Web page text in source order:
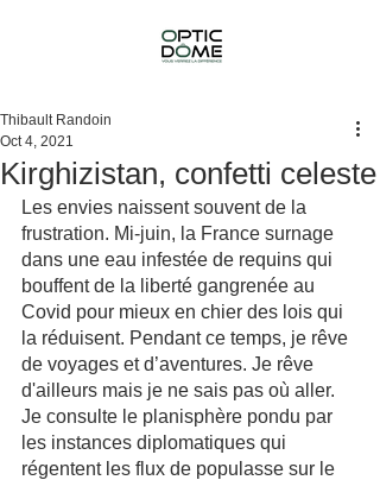
Kirghizistan, confetti celeste
Thibault Randoin
Oct 4, 2021
Les envies naissent souvent de la
frustration. Mi-juin, la France surnage
dans une eau infestée de requins qui
bouffent de la liberté gangrenée au
Covid pour mieux en chier des lois qui
la réduisent. Pendant ce temps, je rêve
de voyages et d’aventures. Je rêve
d'ailleurs mais je ne sais pas où aller.
Je consulte le planisphère pondu par
les instances diplomatiques qui
régentent les flux de populasse sur le